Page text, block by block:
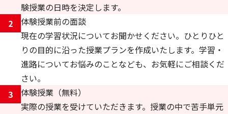
験授業の日時を決定します。
2
体験授業前の面談
現在の学習状況についてお聞かせください。ひとりひと
りの目的に沿った授業プランを作成いたします。学習・
進路についてお悩みのことなども、お気軽にご相談くだ
さい。
3
体験授業（無料）
実際の授業を受けていただきます。授業の中で苦手単元